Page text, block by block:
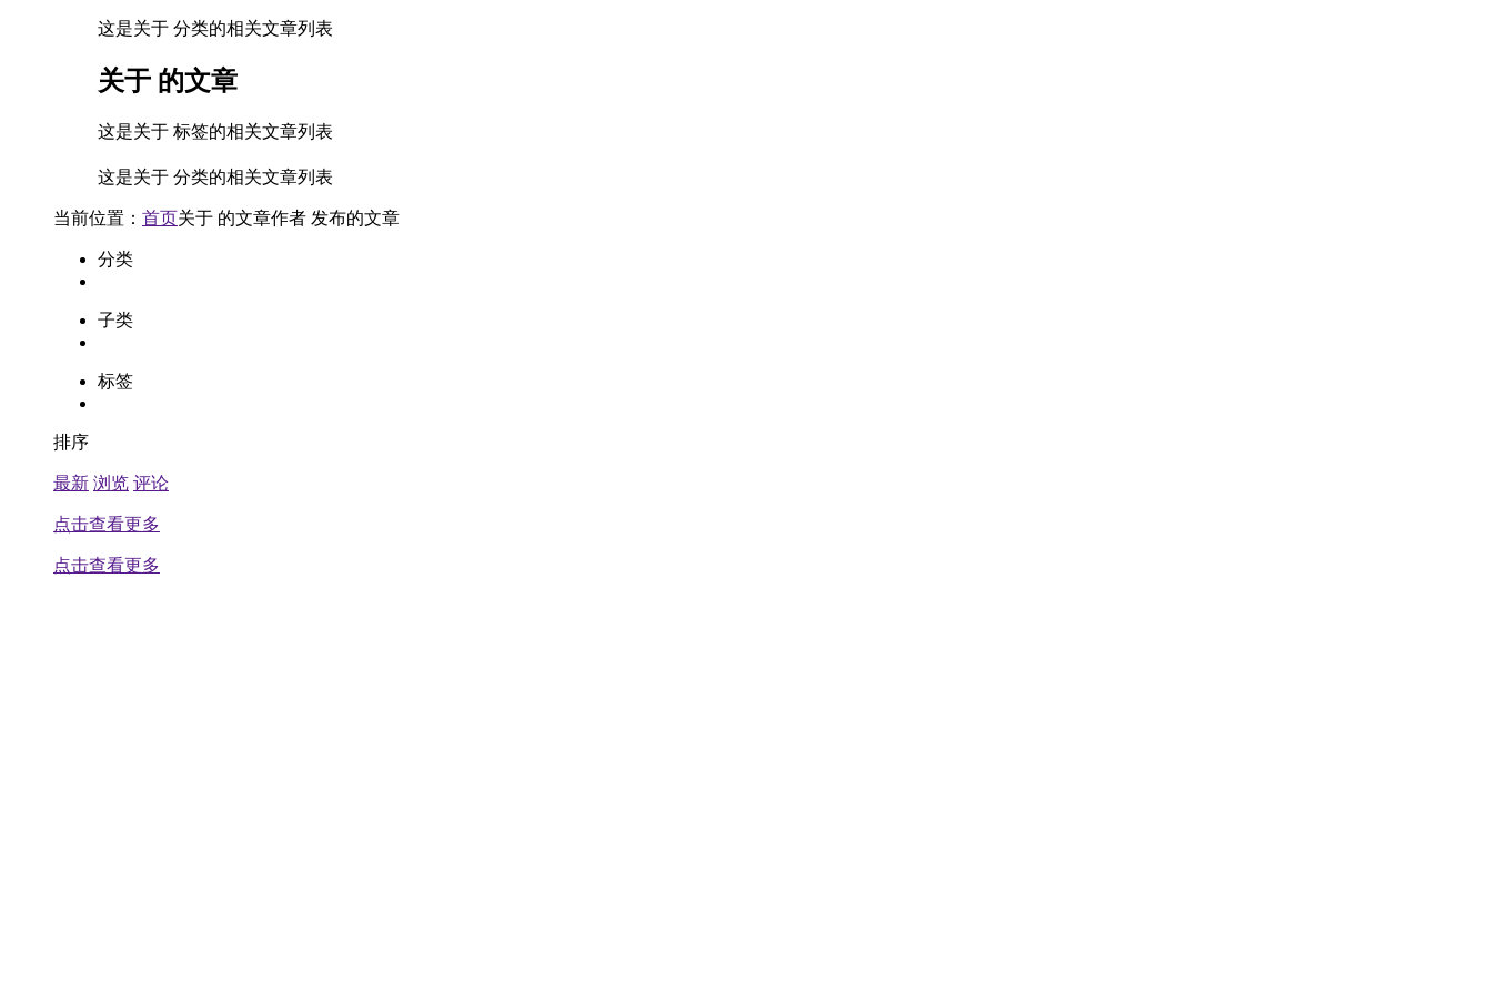
这是关于 分类的相关文章列表
关于 的文章
这是关于 标签的相关文章列表
这是关于 分类的相关文章列表
当前位置： 首页关于 的文章作者 发布的文章
分类
子类
标签
排序
最新 浏览 评论
点击查看更多
点击查看更多